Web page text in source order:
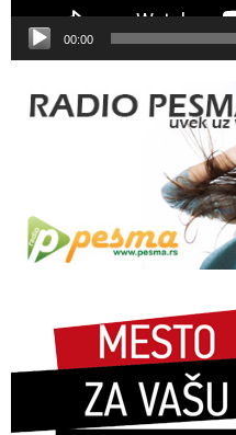
00:00